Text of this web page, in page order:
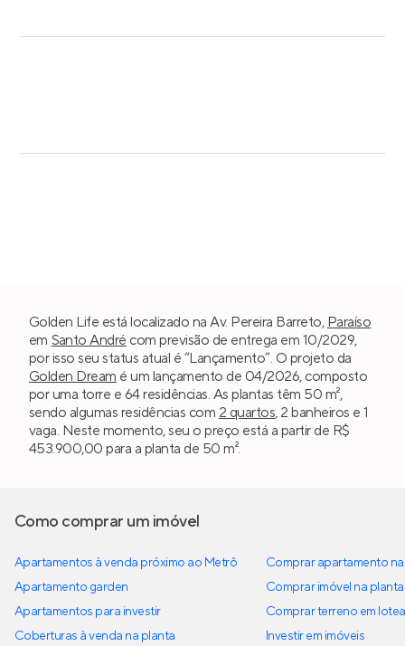
Golden Life está localizado na Av. Pereira Barreto, Paraíso
em Santo André com previsão de entrega em 10/2029,
por isso seu status atual é “Lançamento”. O projeto da
Golden Dream é um lançamento de 04/2026, composto
por uma torre e 64 residências. As plantas têm 50 m²,
sendo algumas residências com 2 quartos, 2 banheiros e 1
vaga. Neste momento, seu o preço está a partir de R$
453.900,00 para a planta de 50 m².
Como comprar um imóvel
Apartamentos à venda próximo ao Metrô
Apartamento garden
Apartamentos para investir
Coberturas à venda na planta
Comprar apartamento
Comprar imóvel na planta
Comprar terreno em
Investir em imóveis